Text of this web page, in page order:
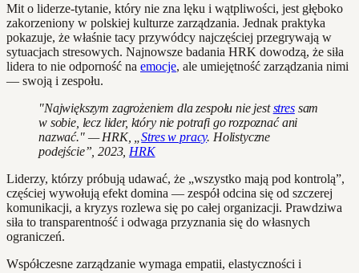
Mit o liderze-tytanie, który nie zna lęku i wątpliwości, jest głęboko
zakorzeniony w polskiej kulturze zarządzania. Jednak praktyka
pokazuje, że właśnie tacy przywódcy najczęściej przegrywają w
sytuacjach stresowych. Najnowsze badania HRK dowodzą, że siła
lidera to nie odporność na emocje, ale umiejętność zarządzania nimi
— swoją i zespołu.
"Największym zagrożeniem dla zespołu nie jeststressam
w sobie, lecz lider, który nie potrafi go rozpoznać ani
nazwać." — HRK, „Stres w pracy. Holistyczne
podejście”, 2023, HRK
Liderzy, którzy próbują udawać, że „wszystko mają pod kontrolą”,
częściej wywołują efekt domina — zespół odcina się od szczerej
komunikacji, a kryzys rozlewa się po całej organizacji. Prawdziwa
siła to transparentność i odwaga przyznania się do własnych
ograniczeń.
Współczesne zarządzanie wymaga empatii, elastyczności i